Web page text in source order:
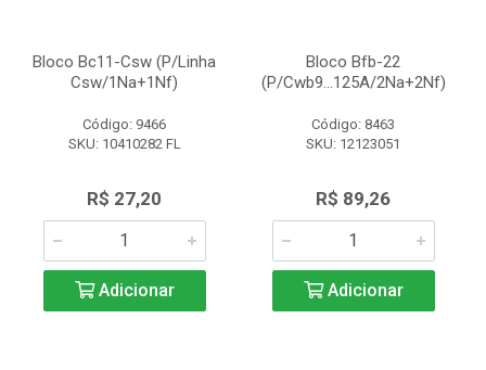
Bloco Bc11-Csw (P/Linha
Csw/1Na+1Nf)
Código: 9466
SKU: 10410282 FL
R$ 27,20
Adicionar
Bloco Bfb-22
(P/Cwb9...125A/2Na+2Nf)
Código: 8463
SKU: 12123051
R$ 89,26
Adicionar